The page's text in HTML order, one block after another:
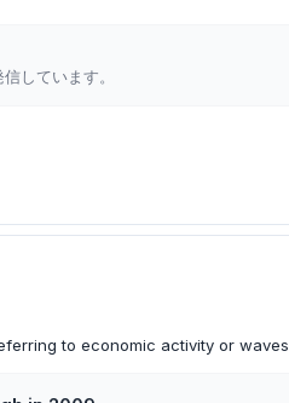
しています。
to economic activity or waves